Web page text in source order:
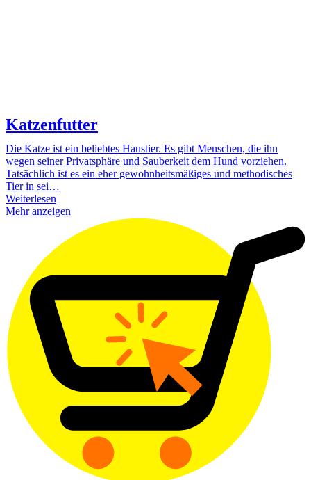
Katzenfutter
Die Katze ist ein beliebtes Haustier. Es gibt Menschen, die ihn
wegen seiner Privatsphäre und Sauberkeit dem Hund vorziehen.
Tatsächlich ist es ein eher gewohnheitsmäßiges und methodisches
Tier in sei…
Weiterlesen
Mehr anzeigen